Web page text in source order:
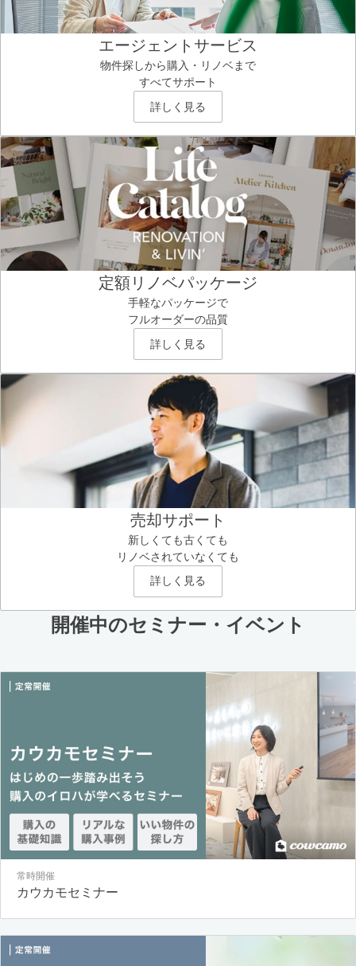
エージェントサービス
物件探しから購入・リノベまで
すべてサポート
詳しく見る
定額リノベパッケージ
手軽なパッケージで
フルオーダーの品質
詳しく見る
売却サポート
新しくても古くても
リノベされていなくても
詳しく見る
開催中のセミナー・イベント
常時開催
カウカモセミナー